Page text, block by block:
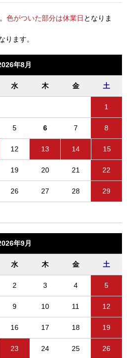
色がついた部分は休業日 となりま
ります。
年8月
水 木 金 土
1
5 6 7 8
12 13 14 15
19 20 21 22
26 27 28 29
年9月
水 木 金 土
2 3 4 5
9 10 11 12
16 17 18 19
23 24 25 26